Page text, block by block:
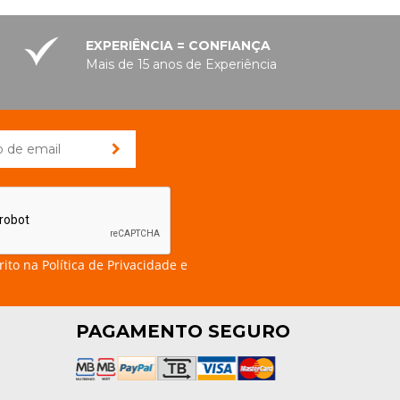
EXPERIÊNCIA = CONFIANÇA
Mais de 15 anos de Experiência
na Política de Privacidade e
PAGAMENTO SEGURO